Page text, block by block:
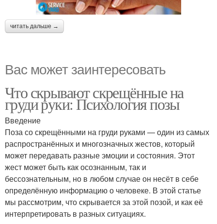
читать дальше →
Вас может заинтересовать
Что скрывают скрещённые на
груди руки: Психология позы
Введение
Поза со скрещёнными на груди руками — один из самых
распространённых и многозначных жестов, который
может передавать разные эмоции и состояния. Этот
жест может быть как осознанным, так и
бессознательным, но в любом случае он несёт в себе
определённую информацию о человеке. В этой статье
мы рассмотрим, что скрывается за этой позой, и как её
интерпретировать в разных ситуациях.